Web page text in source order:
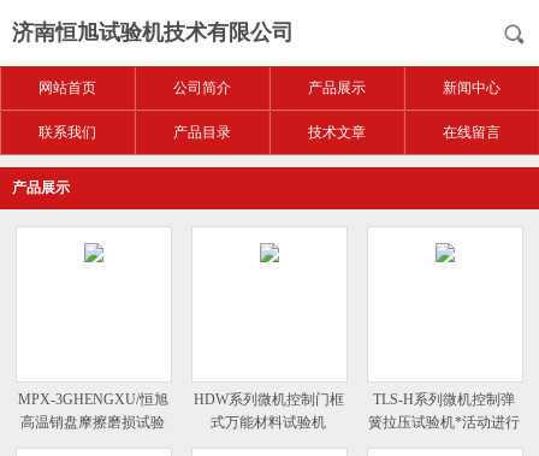
济南恒旭试验机技术有限公司
网站首页 公司简介 产品展示 新闻中心
联系我们 产品目录 技术文章 在线留言
产品展示
MPX-3GHENGXU/恒旭
高温销盘摩擦磨损试验
机
HDW系列微机控制门框
式万能材料试验机
TLS-H系列微机控制弹
簧拉压试验机*活动进行
中